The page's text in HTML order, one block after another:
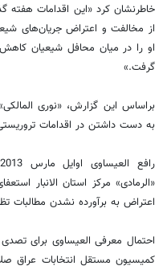
خاطرنشان کرد «این اقدامات هفته
از مخالفت و اعتراض جریان‌های
او را در میان محافل شیعیان
گرفت.»
براساس این گزارش، «نوری
به دست داشتن در اقدامات
«الرمادی» مرکز استان الانبار
اعتراض به برآورده نشدن مطالبات
احتمال معرفی العیساوی برای
کمیسیون مستقل انتخابات عراق